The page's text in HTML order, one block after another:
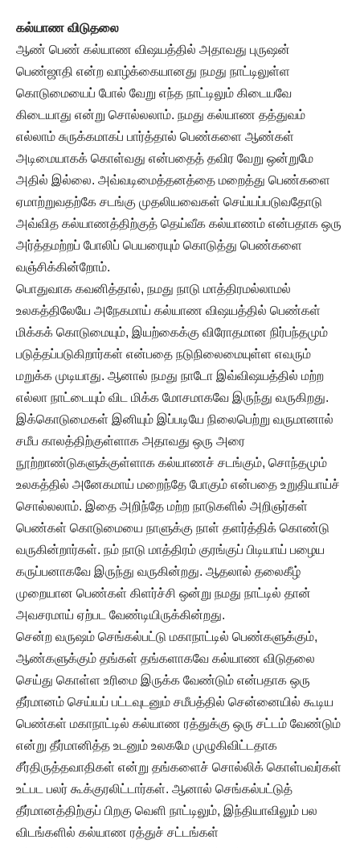
கல்யாண விடுதலை
ஆண் பெண் கல்யாண விஷயத்தில் அதாவது புருஷன்
பெண்ஜாதி என்ற வாழ்க்கையானது நமது நாட்டிலுள்ள
கொடுமையைப் போல் வேறு எந்த நாட்டிலும் கிடையவே
கிடையாது என்று சொல்லலாம். நமது கல்யாண தத்துவம்
எல்லாம் சுருக்கமாகப் பார்த்தால் பெண்களை ஆண்கள்
அடிமையாகக் கொள்வது என்பதைத் தவிர வேறு ஒன்றுமே
அதில் இல்லை. அவ்வடிமைத்தனத்தை மறைத்து பெண்களை
ஏமாற்றுவதற்கே சடங்கு முதலியவைகள் செய்யப்படுவதோடு
அவ்வித கல்யாணத்திற்குத் தெய்வீக கல்யாணம் என்பதாக ஒரு
அர்த்தமற்றப் போலிப் பெயரையும் கொடுத்து பெண்களை
வஞ்சிக்கின்றோம்.
பொதுவாக கவனித்தால், நமது நாடு மாத்திரமல்லாமல்
உலகத்திலேயே அநேகமாய் கல்யாண விஷயத்தில் பெண்கள்
மிக்கக் கொடுமையும், இயற்கைக்கு விரோதமான நிர்பந்தமும்
படுத்தப்படுகிறார்கள் என்பதை நடுநிலைமையுள்ள எவரும்
மறுக்க முடியாது. ஆனால் நமது நாடோ இவ்விஷயத்தில் மற்ற
எல்லா நாட்டையும் விட மிக்க மோசமாகவே இருந்து வருகிறது.
இக்கொடுமைகள் இனியும் இப்படியே நிலைபெற்று வருமானால்
சமீப காலத்திற்குள்ளாக அதாவது ஒரு அரை
நூற்றாண்டுகளுக்குள்ளாக கல்யாணச் சடங்கும், சொந்தமும்
உலகத்தில் அனேகமாய் மறைந்தே போகும் என்பதை உறுதியாய்ச்
சொல்லலாம். இதை அறிந்தே மற்ற நாடுகளில் அறிஞர்கள்
பெண்கள் கொடுமையை நாளுக்கு நாள் தளர்த்திக் கொண்டு
வருகின்றார்கள். நம் நாடு மாத்திரம் குரங்குப் பிடியாய் பழைய
கருப்பனாகவே இருந்து வருகின்றது. ஆதலால் தலைகீழ்
முறையான பெண்கள் கிளர்ச்சி ஒன்று நமது நாட்டில் தான்
அவசரமாய் ஏற்பட வேண்டியிருக்கின்றது.
சென்ற வருஷம் செங்கல்பட்டு மகாநாட்டில் பெண்களுக்கும்,
ஆண்களுக்கும் தங்கள் தங்களாகவே கல்யாண விடுதலை
செய்து கொள்ள உரிமை இருக்க வேண்டும் என்பதாக ஒரு
தீர்மானம் செய்யப் பட்டவுடனும் சமீபத்தில் சென்னையில் கூடிய
பெண்கள் மகாநாட்டில் கல்யாண ரத்துக்கு ஒரு சட்டம் வேண்டும்
என்று தீர்மானித்த உடனும் உலகமே முழுகிவிட்டதாக
சீர்திருத்தவாதிகள் என்று தங்களைச் சொல்லிக் கொள்பவர்கள்
உட்பட பலர் கூக்குரலிட்டார்கள். ஆனால் செங்கல்பட்டுத்
தீர்மானத்திற்குப் பிறகு வெளி நாட்டிலும், இந்தியாவிலும் பல
விடங்களில் கல்யாண ரத்துச் சட்டங்கள்